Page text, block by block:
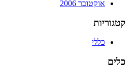
אוקטובר 2006
קטגוריות
כללי
כלים